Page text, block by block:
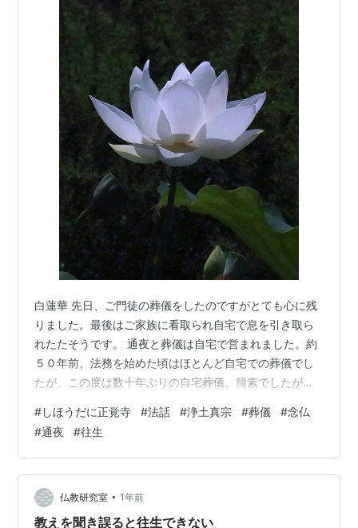
白蓮華 先日、ご門徒の葬儀をしたのですがとても心に残
りました。最後はご家族に看取られ自宅で息を引き取ら
れたたそうです。 通夜と葬儀は自宅で営まれました。約
５０年前、法務を始めた頃はほとんど自宅での葬儀でし
たが、この度は数十年ぶりの自宅葬儀。簡素でしたが、
い心遣い。遺影の微笑みがご生涯を物語っているようで
した。 通夜、葬儀のお勤めも参列者が皆さん揃って勤め
てくださいました。自宅仏壇前での出棺勤行のあと、奉
懸された御名号の前に棺を置き葬場勤行。 くり返しくり
返し聞こえてくるお念仏の喚び声。 施主挨拶の文言には
「浄土に往生しました」との言葉。 長い法…
#しほうだに正覚寺 #法話 #浄土真宗 #葬儀 #念仏
#通夜 #往生
仏教研究室 • 1年前
教えを聞き誤ると往生できない